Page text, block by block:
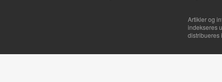
Artikler og
indekseres
distribueres